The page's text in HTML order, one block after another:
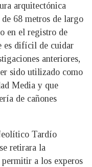
arquitectónica
68 metros de largo
en el registro de
es difícil de cuidar
anteriores,
sido utilizado como
Media y que
de cañones
Tardío
retirara la
a los experos